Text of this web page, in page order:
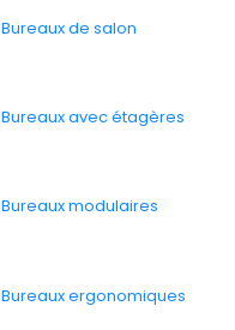
Bureaux de salon
Bureaux avec étagères
Bureaux modulaires
Bureaux ergonomiques